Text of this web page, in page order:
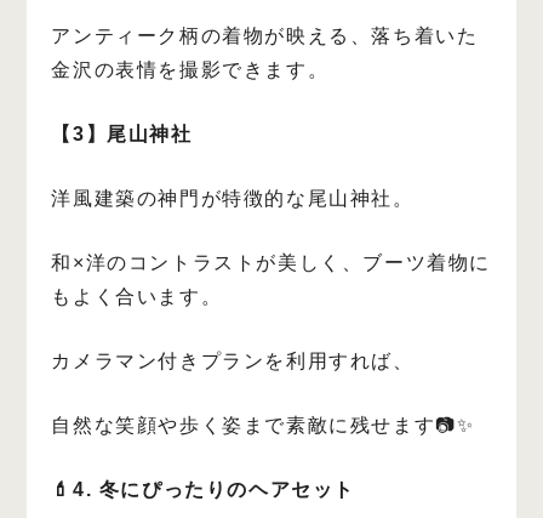
アンティーク柄の着物が映える、落ち着いた
金沢の表情を撮影できます。
【3】尾山神社
洋風建築の神門が特徴的な尾山神社。
和×洋のコントラストが美しく、ブーツ着物に
もよく合います。
カメラマン付きプランを利用すれば、
自然な笑顔や歩く姿まで素敵に残せます📷✨
💄4. 冬にぴったりのヘアセット